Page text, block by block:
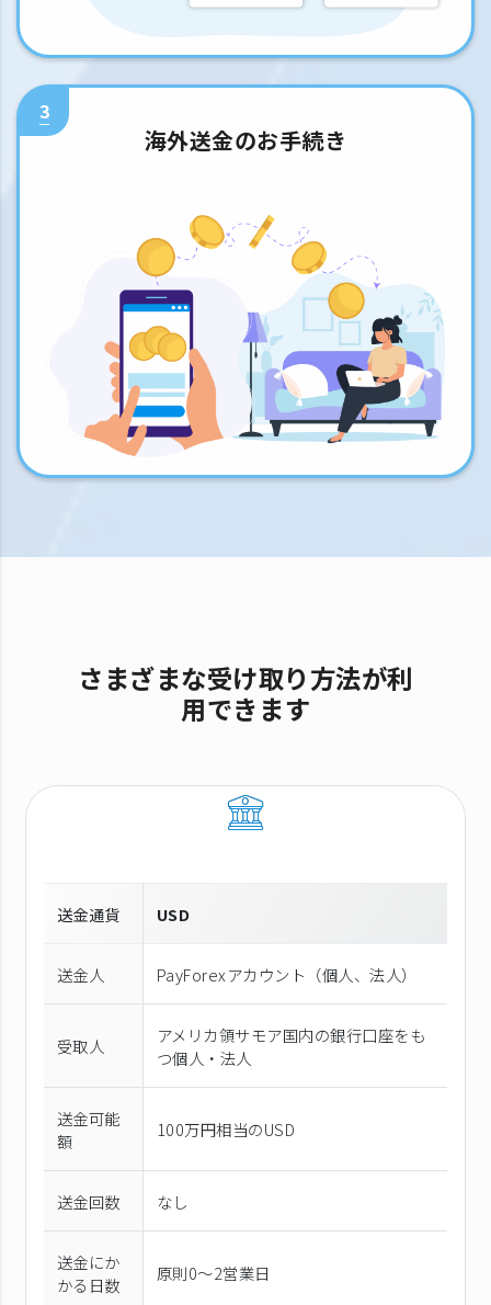
3
海外送金のお手続き
さまざまな受け取り方法が利
用できます
送金通貨 USD
送金人 PayForexアカウント（個⼈、法⼈）
受取人
アメリカ領サモア国内の銀行口座をも
つ個人・法人
送金可能
額
100万円相当のUSD
送金回数 なし
送金にか
かる日数
原則0〜2営業日